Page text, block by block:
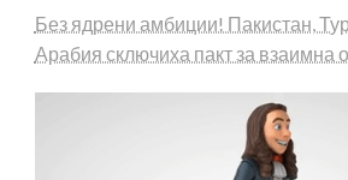
Без ядрени амбиции! Пакистан,
Арабия сключиха пакт за взаимна